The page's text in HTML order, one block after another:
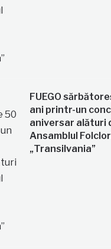
FUEGO
ani printr-un
aniversar alături
Ansamblul
„Transilvania”